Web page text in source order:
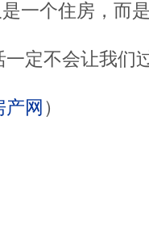
一个住房，而
定不会让我们
产网 ）